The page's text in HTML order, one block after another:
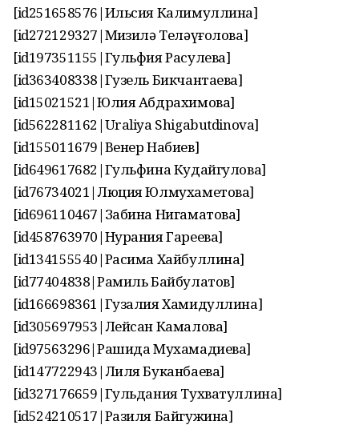
[id251658576|Ильсия Калимуллина]
[id272129327|Миңзилә Теләүғолова]
[id197351155|Гульфия Расулева]
[id363408338|Гузель Бикчантаева]
[id15021521|Юлия Абдрахимова]
[id562281162|Uraliya Shigabutdinova]
[id155011679|Венер Набиев]
[id649617682|Гульфина Кудайгулова]
[id76734021|Люция Юлмухаметова]
[id696110467|Забина Нигаматова]
[id458763970|Нурания Гареева]
[id134155540|Расима Хайбуллина]
[id77404838|Рамиль Байбулатов]
[id166698361|Гузалия Хамидуллина]
[id305697953|Лейсан Камалова]
[id97563296|Рашида Мухамадиева]
[id147722943|Лиля Буканбаева]
[id327176659|Гульдания Тухватуллина]
[id524210517|Разиля Байгужина]